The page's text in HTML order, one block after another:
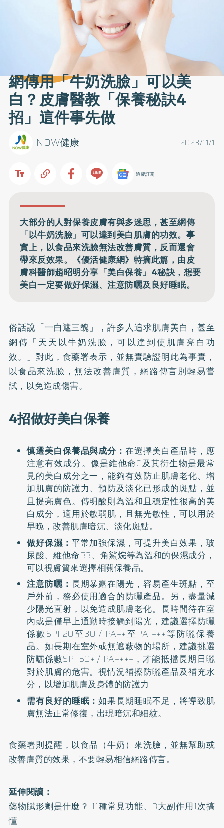
網傳用「牛奶洗臉」可以美
白？皮膚醫教「保養秘訣4
招」這件事先做
2023/11/1
NOW健康
追蹤訂閱
大部分的人對保養皮膚有與多迷思，甚至網傳
「以牛奶洗臉」可以達到美白肌膚的功效。事
實上，以食品來洗臉無法改善膚質，反而還會
帶來反效果。《優活健康網》特摘此篇，由皮
膚科醫師趙昭明分享「美白保養」4秘訣，想要
美白一定要做好保濕、注意防曬及良好睡眠。
俗話說「一白遮三醜」，許多人追求肌膚美白，甚至
網傳「天天以牛奶洗臉，可以達到使肌膚亮白功
效。」對此，食藥署表示，並無實驗證明此為事實，
以食品來洗臉，無法改善膚質，網路傳言別輕易嘗
試，以免造成傷害。
4招做好美白保養
慎選美白保養品與成分：在選擇美白產品時，應
注意有效成分。像是維他命C及其衍生物是最常
見的美白成分之一，能夠有效防止肌膚老化、增
加肌膚的防護力、預防及淡化已形成的斑點，並
且提亮膚色。傳明酸則為溫和且穩定性很高的美
白成分，適用於敏弱肌，且無光敏性，可以用於
早晚，改善肌膚暗沉、淡化斑點。
做好保濕： 平常加強保濕，可提升美白效果，玻
尿酸、維他命B3、角鯊烷等為溫和的保濕成分，
可以視膚質來選擇相關保養品。
注意防曬： 長期暴露在陽光，容易產生斑點，至
戶外前，務必使用適合的防曬產品。另，盡量減
少陽光直射，以免造成肌膚老化。長時間待在室
內或是僅早上通勤時接觸到陽光，建議選擇防曬
係數SPF20至30 / PA++至PA +++等防曬保養
品。如長期在室外或無遮蔽物的場所，建議挑選
防曬係數SPF50+ / PA++++，才能抵擋長期日曬
對於肌膚的危害。視情況補擦防曬產品及補充水
分，以增加肌膚及身體的防護力
需有良好的睡眠：如果長期睡眠不足，將導致肌
膚無法正常修復，出現暗沉和細紋。
食藥署則提醒，以食品（牛奶）來洗臉，並無幫助或
改善膚質的效果，不要輕易相信網路傳言。
延伸閱讀：
藥物賦形劑是什麼？ 11種常見功能、3大副作用1次搞
懂